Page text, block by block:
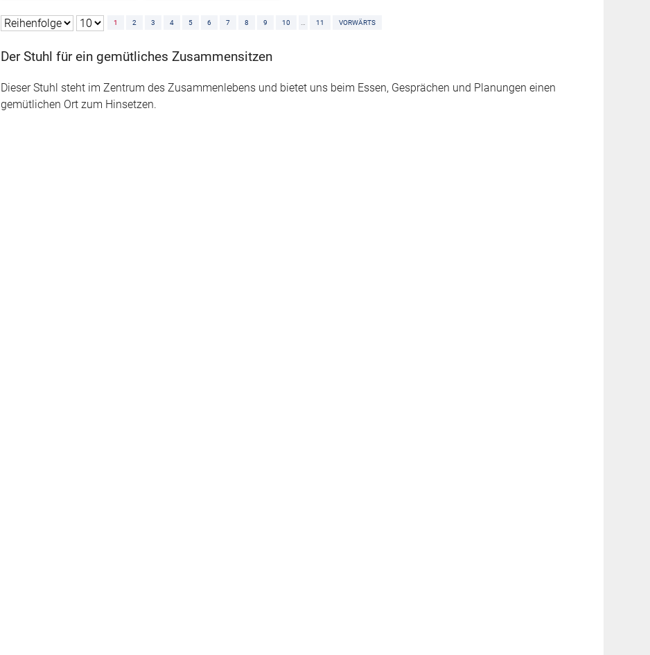
1 2 3 4 5 6 7 8 9 10 … 11 VORWÄRTS
Der Stuhl für ein gemütliches Zusammensitzen
Dieser Stuhl steht im Zentrum des Zusammenlebens und bietet uns beim Essen, Gesprächen und Planungen einen
gemütlichen Ort zum Hinsetzen.